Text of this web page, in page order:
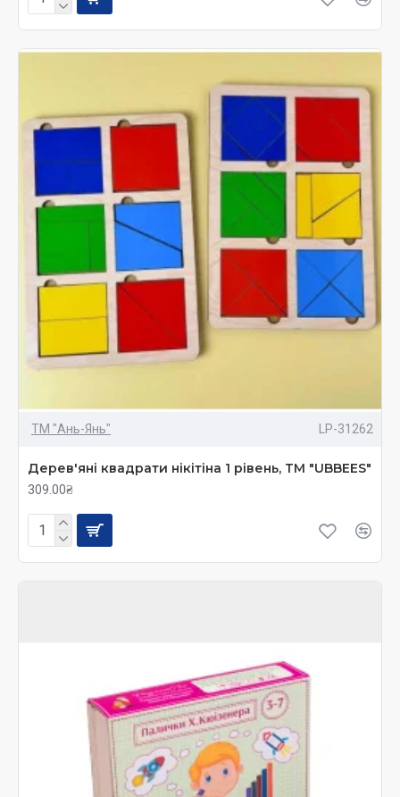
ТМ "Ань-Янь" LP-31262
Дерев'яні квадрати нікітіна 1 рівень, ТМ "UBBEES"
309.00₴